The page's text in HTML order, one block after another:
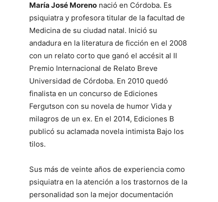
María José Moreno nació en Córdoba. Es
psiquiatra y profesora titular de la facultad de
Medicina de su ciudad natal. Inició su
andadura en la literatura de ficción en el 2008
con un relato corto que ganó el accésit al II
Premio Internacional de Relato Breve
Universidad de Córdoba. En 2010 quedó
finalista en un concurso de Ediciones
Fergutson con su novela de humor Vida y
milagros de un ex. En el 2014, Ediciones B
publicó su aclamada novela intimista Bajo los
tilos.
Sus más de veinte años de experiencia como
psiquiatra en la atención a los trastornos de la
personalidad son la mejor documentación